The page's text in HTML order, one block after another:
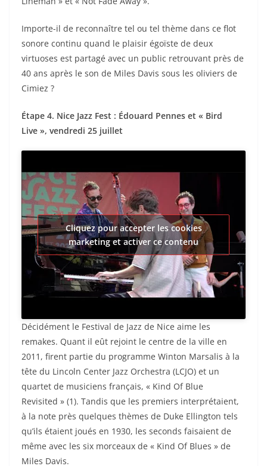
Importe-il de reconnaître tel ou tel thème dans ce flot
sonore continu quand le plaisir égoïste de deux
virtuoses est partagé avec un public retrouvant près de
40 ans après le son de Miles Davis sous les oliviers de
Cimiez ?
Étape 4. Nice Jazz Fest : Édouard Pennes et « Bird
Live », vendredi 25 juillet
Cliquez pour accepter les cookies
marketing et activer ce contenu
Décidément le Festival de Jazz de Nice aime les
remakes. Quant il eût rejoint le centre de la ville en
2011, firent partie du programme Winton Marsalis à la
tête du Lincoln Center Jazz Orchestra (LCJO) et un
quartet de musiciens français, « Kind Of Blue
Revisited » (1). Tandis que les premiers interprétaient,
à la note près quelques thèmes de Duke Ellington tels
qu’ils étaient joués en 1930, les seconds faisaient de
même avec les six morceaux de « Kind Of Blues » de
Miles Davis.